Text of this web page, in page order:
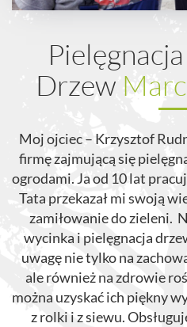
Drzew
Moj ojciec – Krzysztof
firmę zajmującą się
ogrodami. Ja od 10 lat
Tata przekazał mi swoją
zamiłowanie do zieleni.
wycinka i pielęgnacja
uwagę nie tylko na
ale również na zdrowie
można uzyskać ich piękny
z rolki i z siewu.